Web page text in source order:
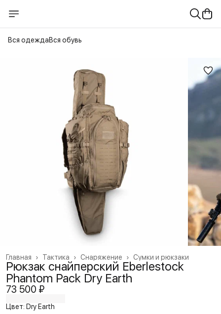
Вся одеждаВся обувь
Сумки и рюкзаки
Снаряжение ›
Тактика ›
Главная ›
Рюкзак снайперский Eberlestock
Phantom Pack Dry Earth
73 500 ₽
Цвет: Dry Earth